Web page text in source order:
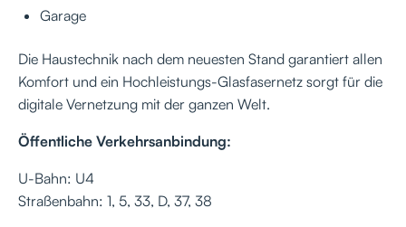
Garage
Die Haustechnik nach dem neuesten Stand garantiert allen
Komfort und ein Hochleistungs-Glasfasernetz sorgt für die
digitale Vernetzung mit der ganzen Welt.
Öffentliche Verkehrsanbindung:
U-Bahn: U4
Straßenbahn: 1, 5, 33, D, 37, 38